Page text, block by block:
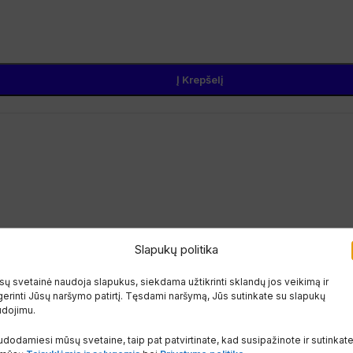
Slapukų politika
svetainė naudoja slapukus, siekdama užtikrinti sklandų jos veikimą ir
Jūsų naršymo patirtį. Tęsdami naršymą, Jūs sutinkate su slapukų
mūsų svetaine, taip pat patvirtinate, kad susipažinote ir sutinkate
Į Krepšelį
prie
Tvirtinimas prie sienos 74×55 -26%